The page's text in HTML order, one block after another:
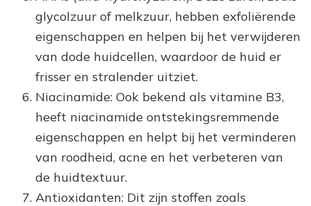
glycolzuur of melkzuur, hebben exfoliërende
eigenschappen en helpen bij het verwijderen
van dode huidcellen, waardoor de huid er
frisser en stralender uitziet.
Niacinamide: Ook bekend als vitamine B3,
heeft niacinamide ontstekingsremmende
eigenschappen en helpt bij het verminderen
van roodheid, acne en het verbeteren van
de huidtextuur.
Antioxidanten: Dit zijn stoffen zoals